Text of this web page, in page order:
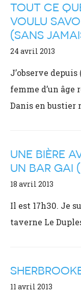
TOUT CE
VOULU
(SANS
24 avril 2013
J’observe
femme d’un âge
Danis en bustier
UNE BIÈRE
UN BAR GAI
18 avril 2013
Il est 17h30. Je
taverne Le
11 avril 2013